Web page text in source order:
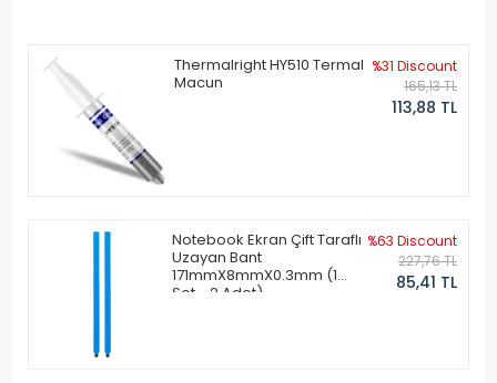
Thermalright HY510 Termal
Macun
%31 Discount
165,13 TL
113,88 TL
Notebook Ekran Çift Taraflı
Uzayan Bant
171mmX8mmX0.3mm (1
Set - 2 Adet)
%63 Discount
227,76 TL
85,41 TL